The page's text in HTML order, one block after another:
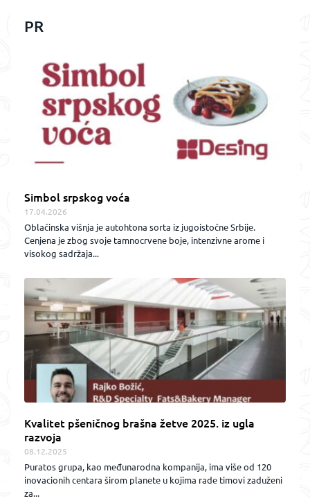
PR
Simbol srpskog voća
17.04.2026
Oblačinska višnja je autohtona sorta iz jugoistočne Srbije.
Cenjena je zbog svoje tamnocrvene boje, intenzivne arome i
visokog sadržaja...
Kvalitet pšeničnog brašna žetve 2025. iz ugla
razvoja
08.12.2025
Puratos grupa, kao međunarodna kompanija, ima više od 120
inovacionih centara širom planete u kojima rade timovi zaduženi
za...